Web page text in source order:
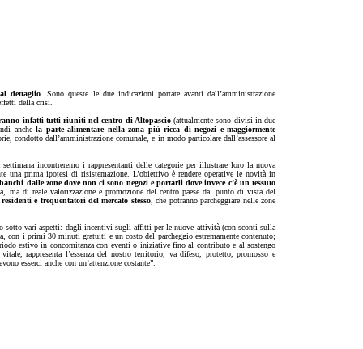
dettaglio . Sono queste le due indicazioni portate avanti dall’amministrazione
della crisi.
infatti tutti riuniti nel centro di Altopascio(attualmente sono divisi in due
anchela parte alimentare nella zona più ricca di negozi e maggiormente
condotto dall’amministrazione comunale, e in modo particolare dall’assessore al
incontreremo i rappresentanti delle categorie per illustrare loro la nuova
una prima ipotesi di risistemazione. L’obiettivo è rendere operative le novità in
dalle zone dove non ci sono negozi e portarli dove invece c’è un tessuto
ma di reale valorizzazione e promozione del centro paese dal punto di vista del
e frequentatori del mercato stesso, che potranno parcheggiare nelle zone
sotto vari aspetti: dagli incentivi sugli affitti per le nuove attività (con sconti sulla
con i primi 30 minuti gratuiti e un costo del parcheggio estremamente contenuto;
estivo in concomitanza con eventi o iniziative fino al contributo e al sostengo
rappresenta l’essenza del nostro territorio, va difeso, protetto, promosso e
esserci anche con un’attenzione costante”.